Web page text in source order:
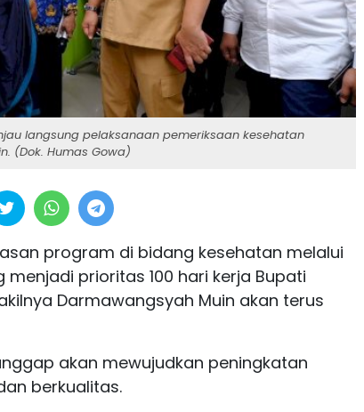
langsung pelaksanaan pemeriksaan kesehatan
(Dok. Humas Gowa)
program di bidang kesehatan melalui
prioritas 100 hari kerja Bupati
Darmawangsyah Muin akan terus
akan mewujudkan peningkatan
berkualitas.